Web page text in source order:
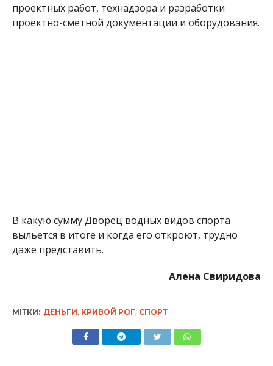
проектных работ, технадзора и разработки
проектно-сметной документации и оборудования.
В какую сумму Дворец водных видов спорта
выльется в итоге и когда его откроют, трудно
даже представить.
Алена Свиридова
МІТКИ: ДЕНЬГИ, КРИВОЙ РОГ, СПОРТ